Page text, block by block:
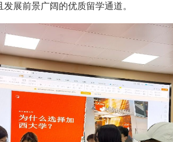
展前景广阔的优质留学通道。